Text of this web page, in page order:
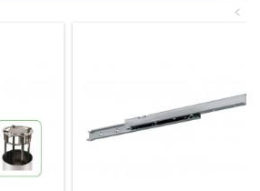
<